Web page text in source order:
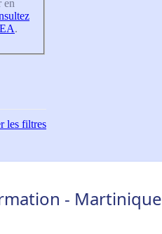
en
.
les filtres
- Martinique